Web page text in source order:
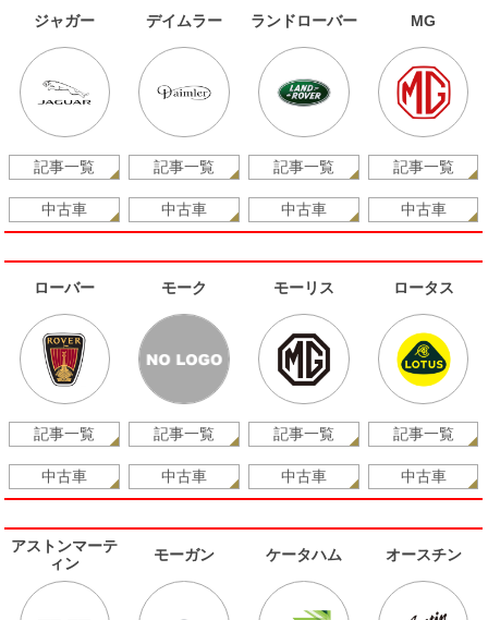
ジャガー
記事一覧
中古車
デイムラー
記事一覧
中古車
ランドローバー
記事一覧
中古車
MG
記事一覧
中古車
ローバー
記事一覧
中古車
モーク
記事一覧
中古車
モーリス
記事一覧
中古車
ロータス
記事一覧
中古車
アストンマーテ
ィン
モーガン ケータハム オースチン